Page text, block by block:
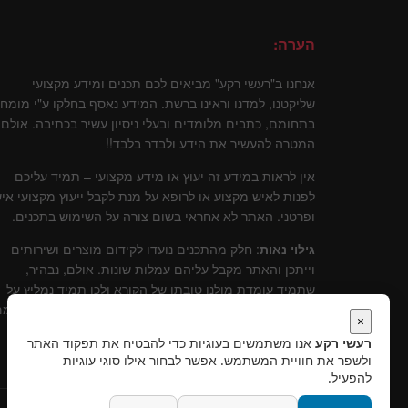
הערה:
אנחנו ב"רעשי רקע" מביאים לכם תכנים ומידע מקצועי
שליקטנו, למדנו וראינו ברשת. המידע נאסף בחלקו ע"י
בתחומם, כתבים מלומדים ובעלי ניסיון עשיר בכתיבה. אולם
המטרה להעשיר את הידע ולבדר בלבד!!
אין לראות במידע זה יעוץ או מידע מקצועי – תמיד עליכם
לפנות לאיש מקצוע או לרופא על מנת לקבל ייעוץ מקצועי
ופרטני. האתר לא אחראי בשום צורה על השימוש בתכנים.
גילוי נאות: חלק מהתכנים נועדו לקידום מוצרים ושירותים
וייתכן והאתר מקבל עליהם עמלות שונות. אולם, נבהיר,
שתמיד עומדת מולנו טובתו של הקורא ולכן תמיד נמליץ על
שירותים ומוצרים שלדעתינו עומדים בסטנרט איכותי
×
רעשי רקע אנו משתמשים בעוגיות כדי להבטיח את תפקוד האתר
ולשפר את חוויית המשתמש. אפשר לבחור אילו סוגי עוגיות
להפעיל.